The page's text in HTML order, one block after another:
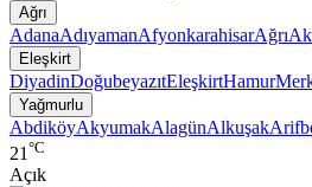
Ağrı
AdanaAdıyamanAfyonkarahisarAğrı
Eleşkirt
DiyadinDoğubeyazıtEleşkirtHamur
Yağmurlu
AbdiköyAkyumakAlagünAlkuşak
21 °C
Açık